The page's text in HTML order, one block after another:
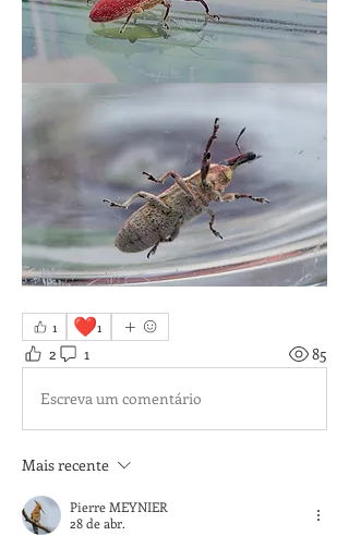
1 ❤️1
2 1 85
Escreva um comentário
Mais recente
Pierre MEYNIER
28 de abr.